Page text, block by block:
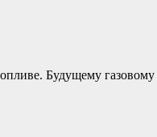
Будущему